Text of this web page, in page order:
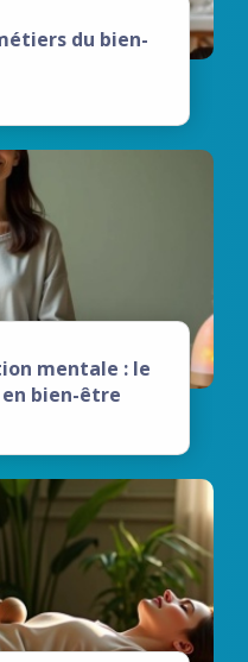
du bien-
mentale : le
bien-être